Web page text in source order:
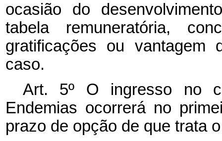
ocasião do
tabela remuneratória,
gratificações ou vantagem
caso.
Art. 5º O ingresso no
Endemias ocorrerá no
prazo de opção de que trata